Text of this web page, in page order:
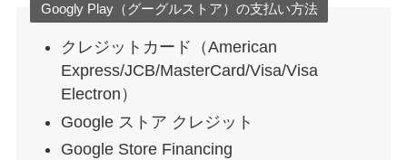
Googly Play（グーグルストア）の支払い方法
クレジットカード（American
Express/JCB/MasterCard/Visa/Visa
Electron）
Google ストア クレジット
Google Store Financing